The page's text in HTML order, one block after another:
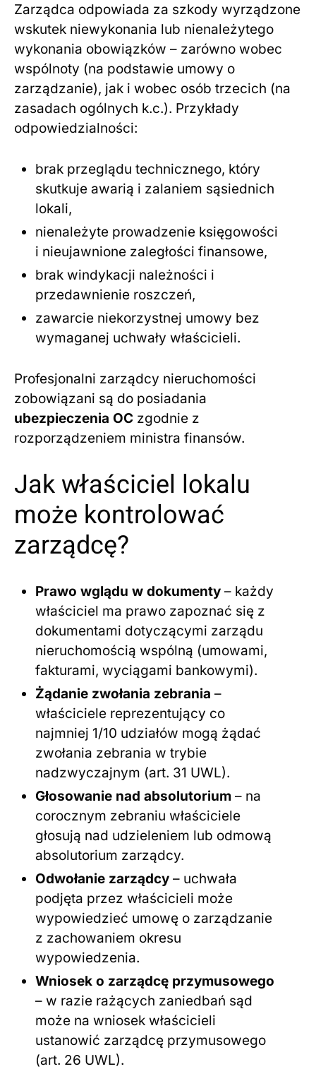
Zarządca odpowiada za szkody wyrządzone
wskutek niewykonania lub nienależytego
wykonania obowiązków – zarówno wobec
wspólnoty (na podstawie umowy o
zarządzanie), jak i wobec osób trzecich (na
zasadach ogólnych k.c.). Przykłady
odpowiedzialności:
brak przeglądu technicznego, który
skutkuje awarią i zalaniem sąsiednich
lokali,
nienależyte prowadzenie księgowości
i nieujawnione zaległości finansowe,
brak windykacji należności i
przedawnienie roszczeń,
zawarcie niekorzystnej umowy bez
wymaganej uchwały właścicieli.
Profesjonalni zarządcy nieruchomości
zobowiązani są do posiadania
ubezpieczenia OC zgodnie z
rozporządzeniem ministra finansów.
Jak właściciel lokalu
może kontrolować
zarządcę?
Prawo wglądu w dokumenty – każdy
właściciel ma prawo zapoznać się z
dokumentami dotyczącymi zarządu
nieruchomością wspólną (umowami,
fakturami, wyciągami bankowymi).
Żądanie zwołania zebrania –
właściciele reprezentujący co
najmniej 1/10 udziałów mogą żądać
zwołania zebrania w trybie
nadzwyczajnym (art. 31 UWL).
Głosowanie nad absolutorium – na
corocznym zebraniu właściciele
głosują nad udzieleniem lub odmową
absolutorium zarządcy.
Odwołanie zarządcy – uchwała
podjęta przez właścicieli może
wypowiedzieć umowę o zarządzanie
z zachowaniem okresu
wypowiedzenia.
Wniosek o zarządcę przymusowego
– w razie rażących zaniedbań sąd
może na wniosek właścicieli
ustanowić zarządcę przymusowego
(art. 26 UWL).